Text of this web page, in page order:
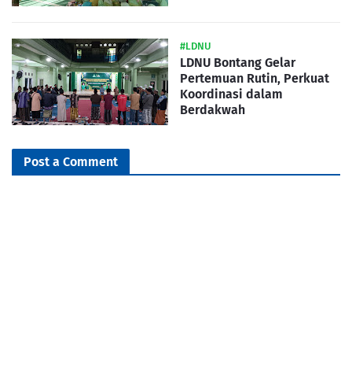
#LDNU
LDNU Bontang Gelar
Pertemuan Rutin, Perkuat
Koordinasi dalam
Berdakwah
Post a Comment